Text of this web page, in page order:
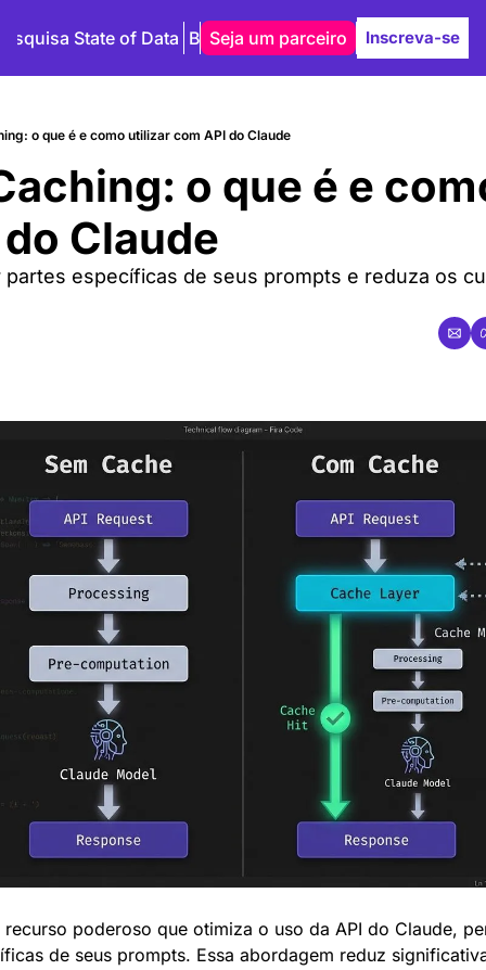
State of Data Blog Autores
Seja um parceiro Inscreva-se
o que é e como utilizar com API do Claude
o que é e
Claude
partes específicas de seus prompts e reduza os
poderoso que otimiza o uso da API do Claude,
de seus prompts. Essa abordagem reduz